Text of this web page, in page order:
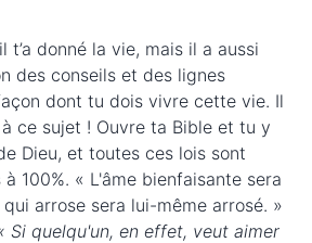
t’a donné la vie, mais il a aussi
des conseils et des lignes
dont tu dois vivre cette vie. Il
à ce sujet ! Ouvre ta Bible et tu y
Dieu, et toutes ces lois sont
100%. « L'âme bienfaisante sera
arrose sera lui-même arrosé. »
Si quelqu'un, en effet, veut aimer